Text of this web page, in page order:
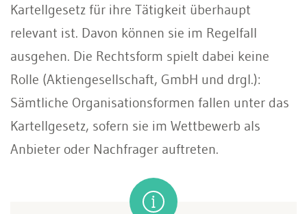
Kartellgesetz für ihre Tätigkeit überhaupt
relevant ist. Davon können sie im Regelfall
ausgehen. Die Rechtsform spielt dabei keine
Rolle (Aktiengesellschaft, GmbH und drgl.):
Sämtliche Organisationsformen fallen unter das
Kartellgesetz, sofern sie im Wettbewerb als
Anbieter oder Nachfrager auftreten.